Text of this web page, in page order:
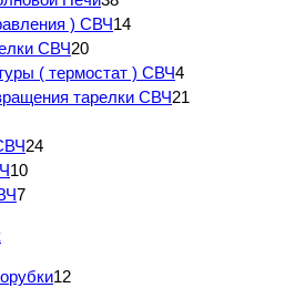
) СВЧ14
СВЧ20
( термостат ) СВЧ4
тарелки СВЧ21
24
10
7
12